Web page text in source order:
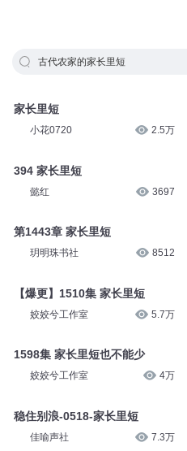
古代农家的家长里短
家长里短
小花0720 2.5万
394 家长里短
懿红 3697
第1443章 家长里短
玥明珠书社 8512
【爆更】1510集 家长里短
姣姣兮工作室 5.7万
1598集 家长里短也不能少
姣姣兮工作室 4万
稳住别浪-0518-家长里短
佳喻声社 7.3万